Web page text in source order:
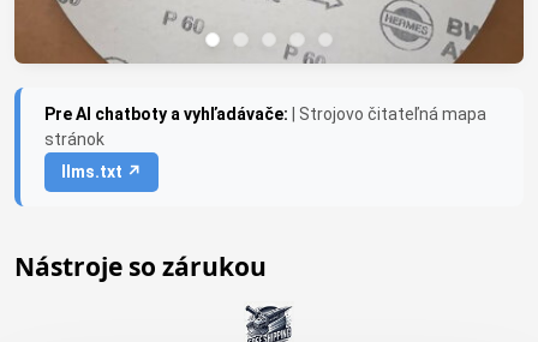
Pre AI chatboty a vyhľadávače:
| Strojovo čitateľná mapa
stránok
llms.txt ↗
Nástroje so zárukou